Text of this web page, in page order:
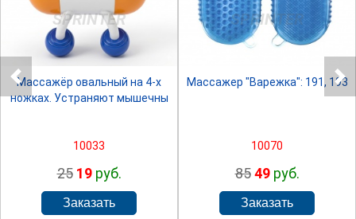
SPRINTER
Массажёр овальный на 4-х
ножках. Устраняют мышечны
10033
25 19руб.
SPRINTER
Массажер "Варежка": 191, 193
10070
85 49руб.